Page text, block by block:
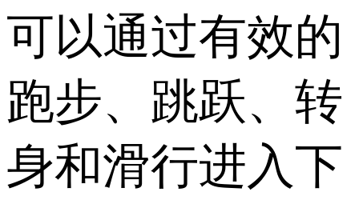
可以通过有效的
跑步、跳跃、转
身和滑行进入下